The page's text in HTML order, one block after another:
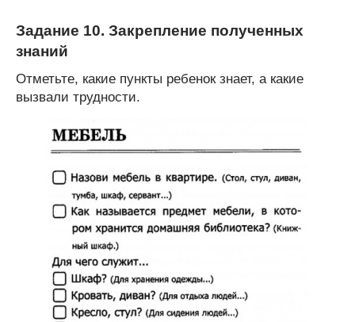
Задание 10. Закрепление полученных
знаний
Отметьте, какие пункты ребенок знает, а какие
вызвали трудности.